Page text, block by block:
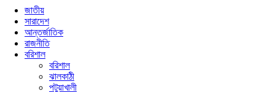
জাতীয়
সারাদেশ
আন্তর্জাতিক
রাজনীতি
বরিশাল
বরিশাল
ঝালকাঠী
পটুয়াখালী